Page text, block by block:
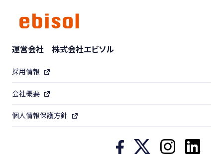
運営会社 株式会社エビソル
採用情報
会社概要
個人情報保護方針